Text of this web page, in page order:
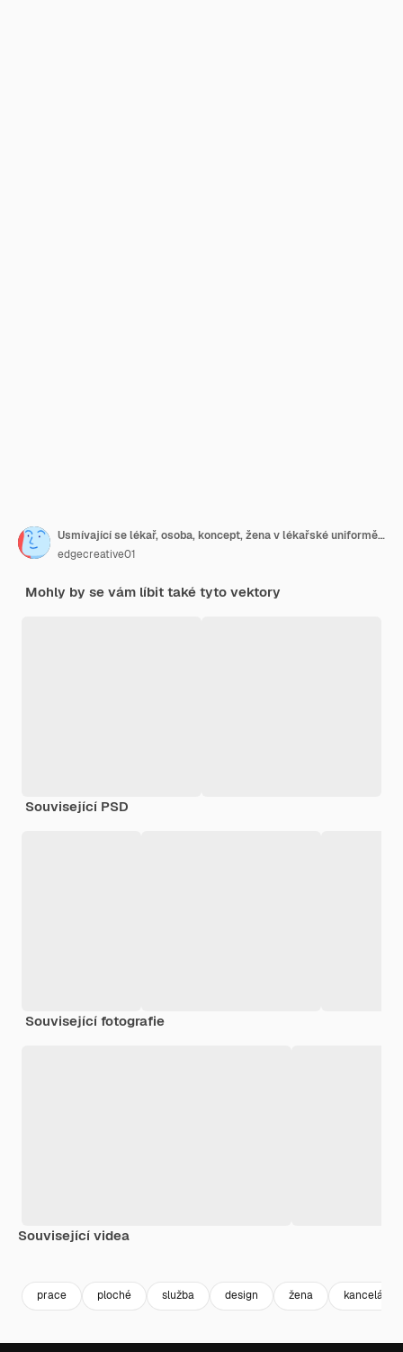
Usmívající se lékař, osoba, koncept, žena v lékařské uniformě s kartou pacienta, zdravotní péče a medicína
edgecreative01
Mohly by se vám líbit také tyto vektory
Související PSD
Související fotografie
Související videa
prace ploché služba design žena kancelář